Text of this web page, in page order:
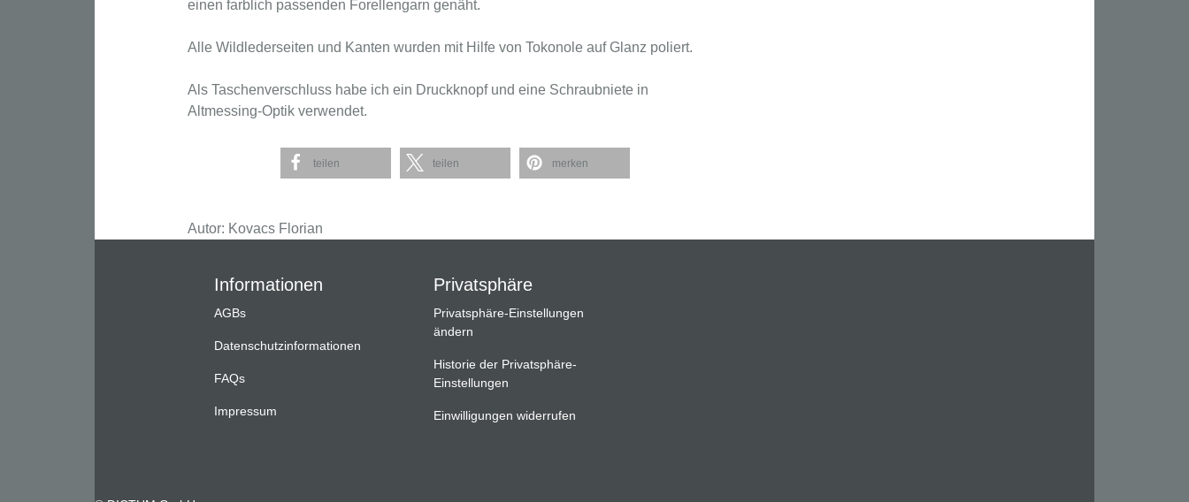
einen farblich passenden Forellengarn genäht.
Alle Wildlederseiten und Kanten wurden mit Hilfe von Tokonole auf Glanz poliert.
Als Taschenverschluss habe ich ein Druckknopf und eine Schraubniete in
Altmessing-Optik verwendet.
teilen teilen merken
Autor: Kovacs Florian
Informationen
AGBs
Datenschutzinformationen
FAQs
Impressum
Privatsphäre
Privatsphäre-Einstellungen
ändern
Historie der Privatsphäre-
Einstellungen
Einwilligungen widerrufen